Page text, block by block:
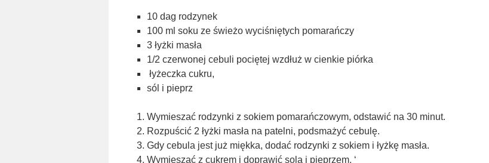
10 dag rodzynek
100 ml soku ze świeżo wyciśniętych pomarańczy
3 łyżki masła
1/2 czerwonej cebuli pociętej wzdłuż w cienkie piórka
łyżeczka cukru,
sól i pieprz
Wymieszać rodzynki z sokiem pomarańczowym, odstawić na 30 minut.
Rozpuścić 2 łyżki masła na patelni, podsmażyć cebulę.
Gdy cebula jest już miękka, dodać rodzynki z sokiem i łyżkę masła.
Wymieszać z cukrem i doprawić solą i pieprzem. ‘